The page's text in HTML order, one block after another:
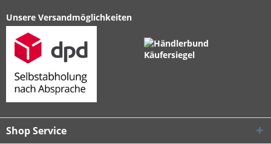
Unsere Versandmöglichkeiten
Shop Service